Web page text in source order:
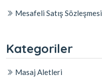
Mesafeli Satış Sözleşmesi
Kategoriler
Masaj Aletleri